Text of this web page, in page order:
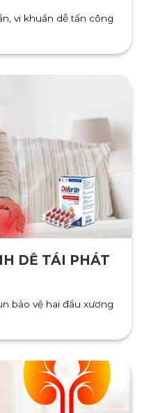
vi khuẩn dễ tấn công
bảo vệ hai đầu xương